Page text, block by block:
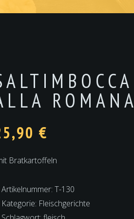
ROMANA
€
Bratkartoffeln
Artikelnummer: T-130
Kategorie: Fleischgerichte